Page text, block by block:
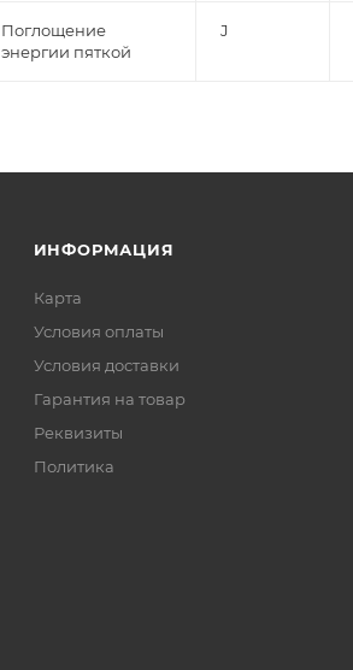
Поглощение
энергии пяткой
J
ИНФОРМАЦИЯ
Карта
Условия оплаты
Условия доставки
Гарантия на товар
Реквизиты
Политика